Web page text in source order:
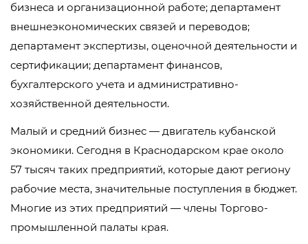
бизнеса и организационной работе; департамент
внешнеэкономических связей и переводов;
департамент экспертизы, оценочной деятельности и
сертификации; департамент финансов,
бухгалтерского учета и административно-
хозяйственной деятельности.
Малый и средний бизнес — двигатель кубанской
экономики. Сегодня в Краснодарском крае около
57 тысяч таких предприятий, которые дают региону
рабочие места, значительные поступления в бюджет.
Многие из этих предприятий — члены Торгово-
промышленной палаты края.